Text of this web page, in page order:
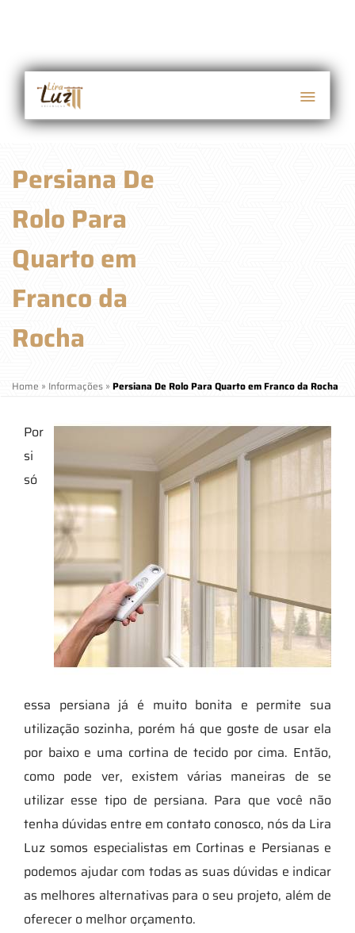
Persiana De
Rolo Para
Quarto em
Franco da
Rocha
Home » Informações » Persiana De Rolo Para Quarto em Franco da Rocha
Por
si
só
essa persiana já é muito bonita e permite sua
utilização sozinha, porém há que goste de usar ela
por baixo e uma cortina de tecido por cima. Então,
como pode ver, existem várias maneiras de se
utilizar esse tipo de persiana. Para que você não
tenha dúvidas entre em contato conosco, nós da Lira
Luz somos especialistas em Cortinas e Persianas e
podemos ajudar com todas as suas dúvidas e indicar
as melhores alternativas para o seu projeto, além de
oferecer o melhor orçamento.